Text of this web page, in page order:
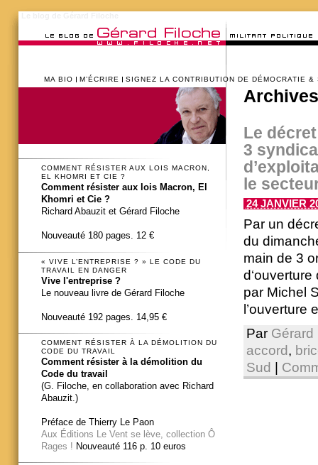
MA BIO M’ÉCRIRE SIGNEZ LA CONTRIBUTION DE DÉMOCRATIE &
Le
3
le
24 JANVIER
Par un
du
main de 3
par Michel
l’ouverture
Par Gérard
accord,
Sud
COMMENT RÉSISTER AUX LOIS MACRON,
EL KHOMRI ET CIE ?
Comment résister aux lois Macron, El
Khomri et Cie ?
Richard Abauzit et Gérard Filoche
Nouveauté 180 pages. 12 €
« VIVE L’ENTREPRISE ? » LE CODE DU
TRAVAIL EN DANGER
Vive l'entreprise ?
Le nouveau livre de Gérard Filoche
Nouveauté 192 pages. 14,95 €
COMMENT RÉSISTER À LA DÉMOLITION DU
CODE DU TRAVAIL
Comment résister à la démolition du
Code du travail
(G. Filoche, en collaboration avec Richard
Abauzit.)
Préface de Thierry Le Paon
Aux Éditions Le Vent se lève, collection Ô
Rages ! Nouveauté 116 p. 10 euros